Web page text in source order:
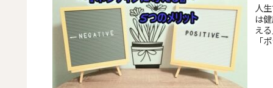
人
は
え
「